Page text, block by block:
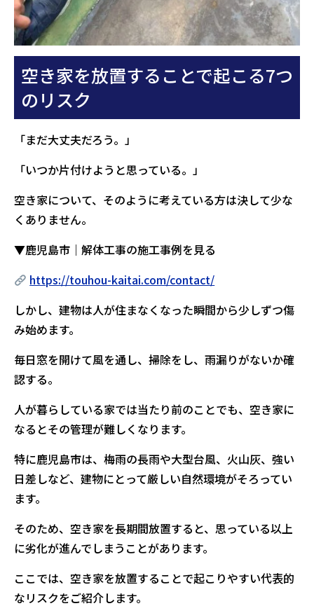
空き家を放置することで起こる7つ
のリスク
「まだ大丈夫だろう。」
「いつか片付けようと思っている。」
空き家について、そのように考えている方は決して少な
くありません。
▼鹿児島市｜解体工事の施工事例を見る
https://touhou-kaitai.com/contact/
しかし、建物は人が住まなくなった瞬間から少しずつ傷
み始めます。
毎日窓を開けて風を通し、掃除をし、雨漏りがないか確
認する。
人が暮らしている家では当たり前のことでも、空き家に
なるとその管理が難しくなります。
特に鹿児島市は、梅雨の長雨や大型台風、火山灰、強い
日差しなど、建物にとって厳しい自然環境がそろってい
ます。
そのため、空き家を長期間放置すると、思っている以上
に劣化が進んでしまうことがあります。
ここでは、空き家を放置することで起こりやすい代表的
なリスクをご紹介します。